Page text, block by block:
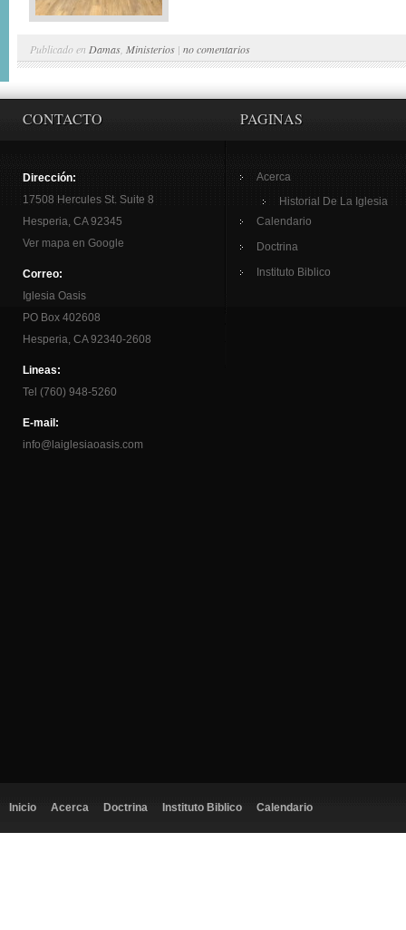
Publicado en Damas Ministerios | no comentarios
CONTACTO
Dirección:
17508 Hercules St. Suite 8
Hesperia, CA 92345
Ver mapa en Google
Correo:
Iglesia Oasis
PO Box 402608
Hesperia, CA 92340-2608
Lineas:
Tel (760) 948-5260
E-mail:
info@laiglesiaoasis.com
PAGINAS
Acerca
Historial De La Iglesia
Calendario
Doctrina
Instituto Biblico
Inicio Acerca Doctrina Instituto Biblico Calendario